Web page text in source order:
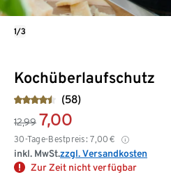
Kochüberlaufschutz
(58)
12,99 7,00
30-Tage-Bestpreis: 7,00 €
inkl. MwSt.zzgl. Versandkosten
Zur Zeit nicht verfügbar
1/3